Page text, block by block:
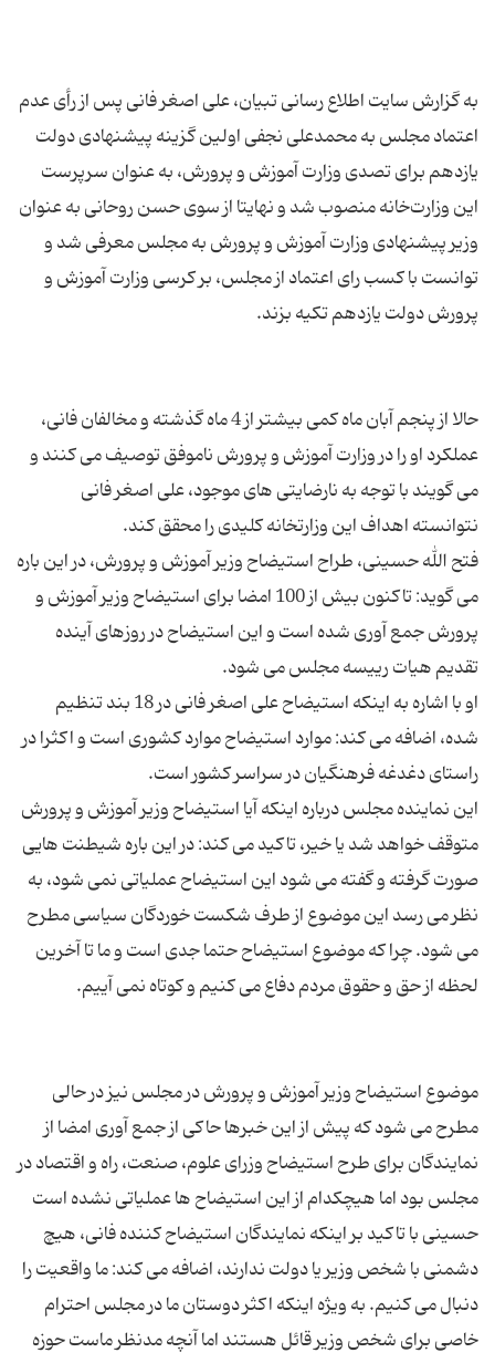
به گزارش سایت اطلاع رسانی تبیان، علی اصغر فانی پس از رأی عدم‌
اعتماد مجلس به محمدعلی نجفی اولین گزینه پیشنهادی دولت
یازدهم برای تصدی وزارت آموزش و پرورش، به‌ عنوان سرپرست
این وزارت‌خانه منصوب شد و نهایتا از سوی حسن روحانی به عنوان
وزیر پیشنهادی وزارت آموزش و پرورش به مجلس معرفی شد و
توانست با کسب رای اعتماد از مجلس، بر کرسی وزارت آموزش و
حالا از پنجم آبان ماه کمی بیشتر از 4 ماه گذشته و مخالفان فانی،
عملکرد او را در وزارت آموزش و پرورش ناموفق توصیف می کنند و
می گویند با توجه به نارضایتی های موجود، علی اصغر فانی
فتح الله حسینی، طراح استیضاح وزیر آموزش و پرورش، در این باره
می گوید: تاکنون بیش از 100 امضا برای استیضاح وزیر آموزش و
پرورش جمع آوری شده است و این استیضاح در روزهای آینده
او با اشاره به اینکه استیضاح علی اصغر فانی در 18 بند تنظیم
شده، اضافه می کند: موارد استیضاح موارد کشوری است و اکثرا در
این نماینده مجلس درباره اینکه آیا استیضاح وزیر آموزش و پرورش
متوقف خواهد شد یا خیر، تاکید می کند: در این باره شیطنت هایی
صورت گرفته و گفته می شود این استیضاح عملیاتی نمی شود، به
نظر می رسد این موضوع از طرف شکست خوردگان سیاسی مطرح
می شود. چرا که موضوع استیضاح حتما جدی است و ما تا آخرین
موضوع استیضاح وزیر آموزش و پرورش در مجلس نیز در حالی
مطرح می شود که پیش از این خبرها حاکی از جمع آوری امضا از
نمایندگان برای طرح استیضاح وزرای علوم، صنعت، راه و اقتصاد در
حسینی با تاکید بر اینکه نمایندگان استیضاح کننده فانی، هیچ
دشمنی با شخص وزیر یا دولت ندارند، اضافه می کند: ما واقعیت را
دنبال می کنیم. به ویژه اینکه اکثر دوستان ما در مجلس احترام
خاصی برای شخص وزیر قائل هستند اما آنچه مدنظر ماست حوزه